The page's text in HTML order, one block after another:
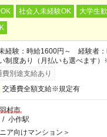
社会人未経験OK 大学生
経験：時給1600円～ 経験者
制度あり（月払いも選べます）
お支払いとなります。
費別途支給あり
交通費全額支給※規定有
村市
/ 小作駅
ア向けマンション＞